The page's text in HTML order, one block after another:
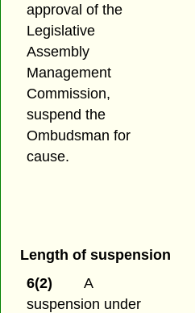
approval of the
Legislative
Assembly
Management
Commission,
suspend the
Ombudsman for
cause.
Length of suspension
6(2)
A
suspension under